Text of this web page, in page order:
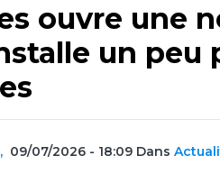
ouvre une
un peu
09/07/2026 - 18:09 Dans